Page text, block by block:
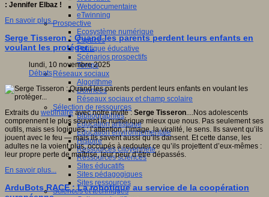
Webdocumentaire
eTwinning
Prospective
Ecosystème numérique
Espaces
Politique éducative
Scénarios prospectifs
Temps
Réseaux sociaux
Algorithme
Données
Réseaux sociaux et champ scolaire
Sélection de ressources
Bibliographies
Education artistique
Education environnementale
Histoire
Ressources citoyenneté
Ressources sciences
Sites éducatifs
Sites pédagogiques
Sites ressources
Sciences et techniques
: Jennifer Elbaz !
En savoir plus...
Serge Tisseron : Quand les parents perdent leurs enfants en
voulant les protéger...
lundi, 10 novembre 2025
Débats
Extraits du webinaireavec notre invité : Serge Tisseron....Nos adolescents
comprennent le plus souvent le numérique mieux que nous. Pas seulement ses
outils, mais ses logiques : l’attention, l’image, la viralité, le sens. Ils savent qu’ils
jouent avec le feu — mais ils savent aussi qu’ils dansent. Et cette danse, les
adultes ne la voient plus, occupés à redouter ce qu’ils projettent d’eux-mêmes :
leur propre perte de maîtrise, leur peur d’être dépassés.
En savoir plus...
ArduBots RACE : La robotique au service de la coopération